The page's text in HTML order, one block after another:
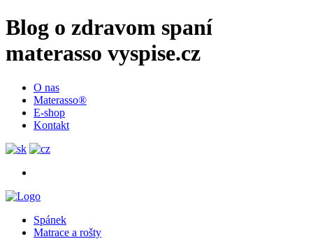
Blog o zdravom spaní
materasso vyspise.cz
O nas
Materasso®
E-shop
Kontakt
Spánek
Matrace a rošty